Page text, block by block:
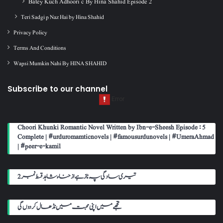
Teri Sadgi p Naz Hai by Hina Shahid
Privacy Policy
Terms And Conditions
Wapsi Mumkin Nahi By HINA SHAHID
Subscribe to our channel
Choori Khunki Romantic Novel Written by Ibn-e-Sheesh Episode : 5
Complete | #urduromamticnovels | #famousurdunovels | #UmeraAhmad
| #peer-e-kamil
تیری سادگی پہ ناز ہے از حناء شاہد قسط نمبر 2
تجھے میں اپنی محبت میں نڈھال کر دوں گی